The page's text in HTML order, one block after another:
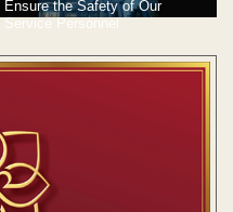
Ensure the Safety of Our
Service Personnel